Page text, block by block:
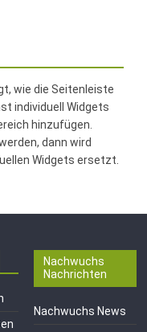
wie die Seitenleiste
individuell Widgets
hinzufügen.
dann wird
Widgets ersetzt.
Nachwuchs
Nachrichten
Nachwuchs News